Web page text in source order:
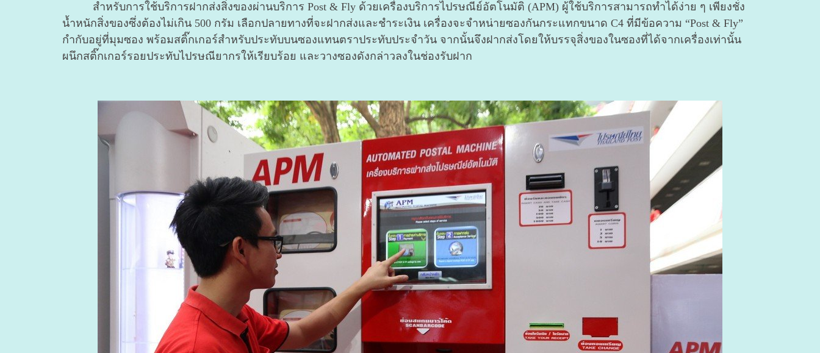
สำหรับการใช้บริการฝากส่งสิ่งของผ่านบริการ Post & Fly ด้วยเครื่องบริการไปรษณีย์อัตโนมัติ (APM) ผู้ใช้บริการสามารถทำได้ง่าย ๆ เพียงชั่ง
น้ำหนักสิ่งของซึ่งต้องไม่เกิน 500 กรัม เลือกปลายทางที่จะฝากส่งและชำระเงิน เครื่องจะจำหน่ายซองกันกระแทกขนาด C4 ที่มีข้อความ “Post & Fly”
กำกับอยู่ที่มุมซอง พร้อมสติ๊กเกอร์สำหรับประทับบนซองแทนตราประทับประจำวัน จากนั้นจึงฝากส่งโดยให้บรรจุสิ่งของในซองที่ได้จากเครื่องเท่านั้น
ผนึกสติ๊กเกอร์รอยประทับไปรษณียากรให้เรียบร้อย และวางซองดังกล่าวลงในช่องรับฝาก